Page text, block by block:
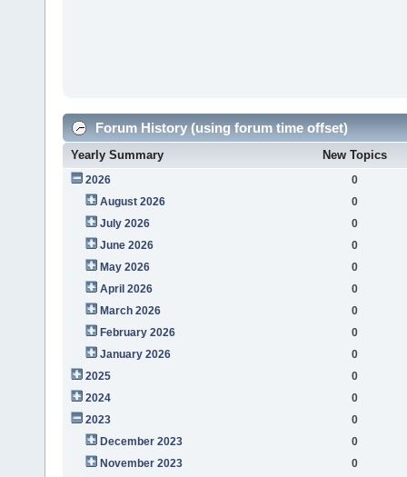
Forum History (using forum time offset)
Yearly Summary New Topics
2026
0
August 2026
0
July 2026
0
June 2026
0
May 2026
0
April 2026
0
March 2026
0
February 2026
0
January 2026
0
2025
0
2024
0
2023
0
December 2023
0
November 2023
0